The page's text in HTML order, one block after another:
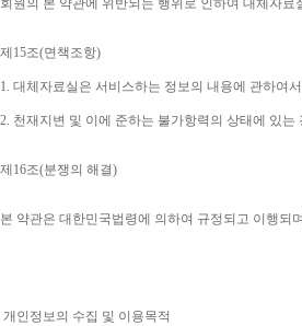
회원의 본 약관에 위반되는 행위로 인하여 대체자
제 15조(면책조항)
1. 대체자료실은 서비스하는 정보의 내용에 관하여
2. 천재지변 및 이에 준하는 불가항력의 상태에 있는
제 16조(분쟁의 해결)
본 약관은 대한민국법령에 의하여 규정되고 이행되며
개인정보의 수집 및 이용목적